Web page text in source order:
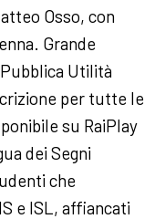
Osso, con
Grande
Utilità
per tutte le
su RaiPlay
dei Segni
che
e ISL, affiancati